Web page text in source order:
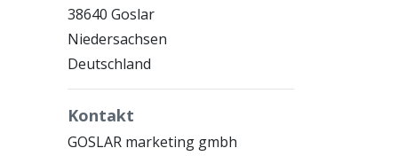
38640 Goslar
Niedersachsen
Deutschland
Kontakt
GOSLAR marketing gmbh